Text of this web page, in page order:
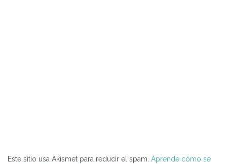
Este sitio usa Akismet para reducir el spam. Aprende cómo se